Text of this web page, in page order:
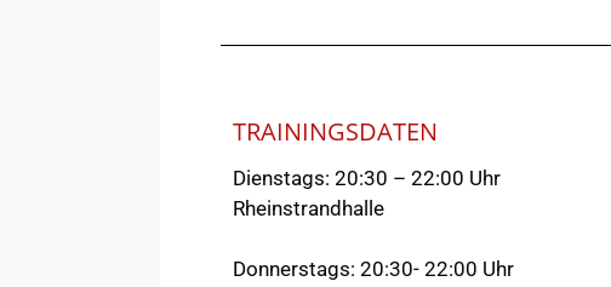
TRAININGSDATEN
Dienstags: 20:30 – 22:00 Uhr
Rheinstrandhalle
Donnerstags: 20:30- 22:00 Uhr